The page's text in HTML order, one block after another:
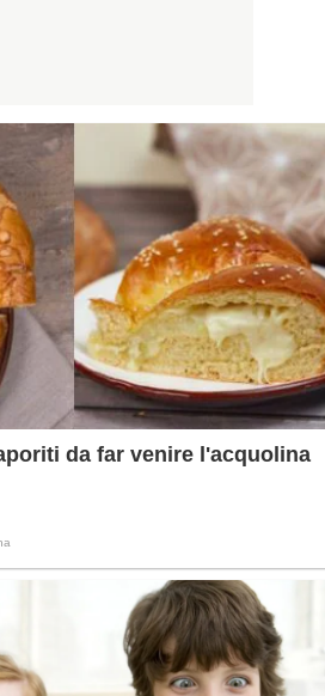
da far venire l'acquolina